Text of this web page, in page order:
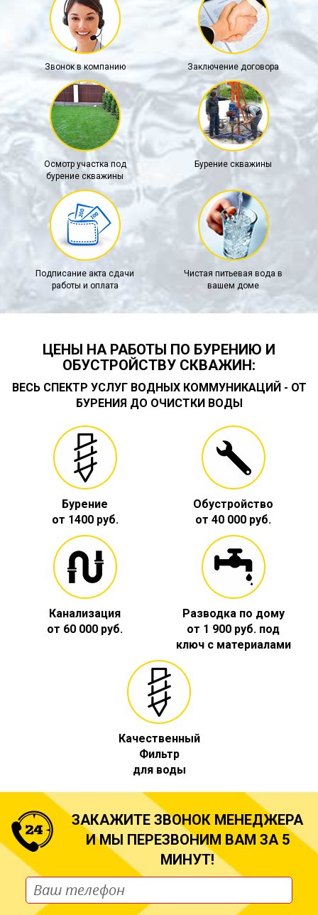
Звонок в компанию Заключение договора
Осмотр участка под
бурение скважины
Бурение скважины
Подписание акта сдачи
работы и оплата
Чистая питьевая вода в
вашем доме
ЦЕНЫ НА РАБОТЫ ПО БУРЕНИЮ И
ОБУСТРОЙСТВУ СКВАЖИН:
ВЕСЬ СПЕКТР УСЛУГ ВОДНЫХ КОММУНИКАЦИЙ - ОТ
БУРЕНИЯ ДО ОЧИСТКИ ВОДЫ
Бурение
от 1400 руб.
Обустройство
от 40 000 руб.
Канализация
от 60 000 руб.
Разводка по дому
от 1 900 руб. под
ключ с материалами
Качественный
Фильтр
для воды
ЗАКАЖИТЕ ЗВОНОК МЕНЕДЖЕРА
И МЫ ПЕРЕЗВОНИМ ВАМ ЗА 5
МИНУТ!